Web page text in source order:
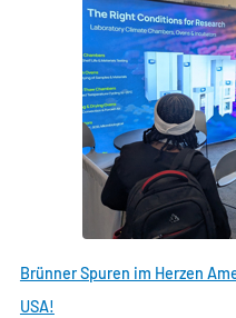
Brünner Spuren im Herzen
USA!